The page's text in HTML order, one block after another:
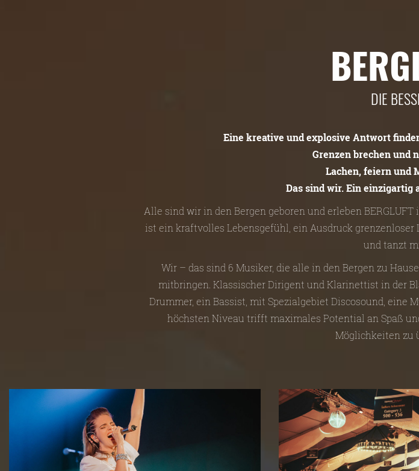
DIE
Eine kreative und explosive Antwort
Grenzen brechen und
Lachen, feiern und
Das sind wir. Ein einzigartig
Alle sind wir in den Bergen geboren und erleben
ist ein kraftvolles Lebensgefühl, ein Ausdruck
und tanzt
Wir – das sind 6 Musiker, die alle in den Bergen zu
mitbringen. Klassischer Dirigent und Klarinettist in der
Drummer, ein Bassist, mit Spezialgebiet Discosound, eine
höchsten Niveau trifft maximales Potential an Spaß
Möglichkeiten zu